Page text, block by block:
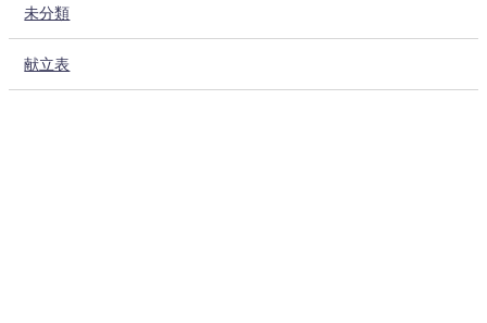
未分類
献立表